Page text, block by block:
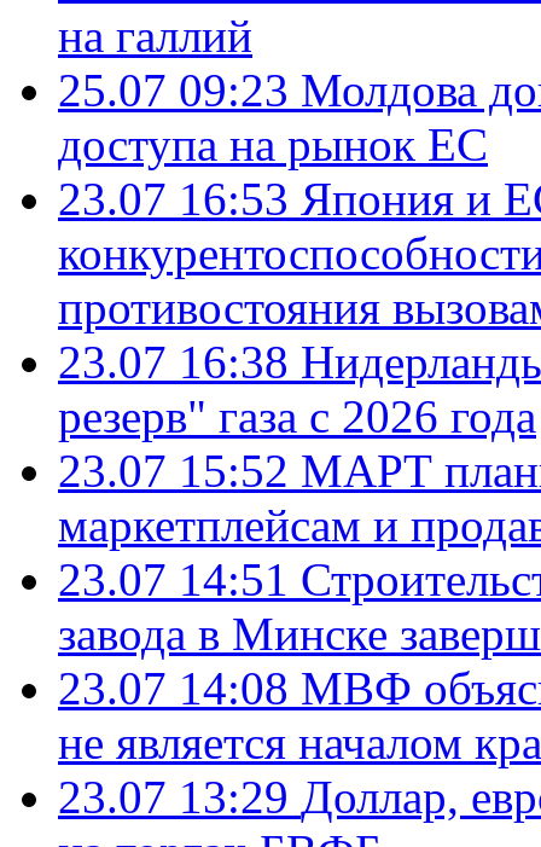
на галлий
25.07 09:23 Молдова
доступа на рынок ЕС
23.07 16:53 Япония и
противостояния
23.07 16:38
резерв" газа с 2026 года
23.07 15:52 МАРТ
маркетплейсам и
23.07 14:51
завода в Минске
23.07 14:08 МВФ
не является началом
23.07 13:29 Доллар,